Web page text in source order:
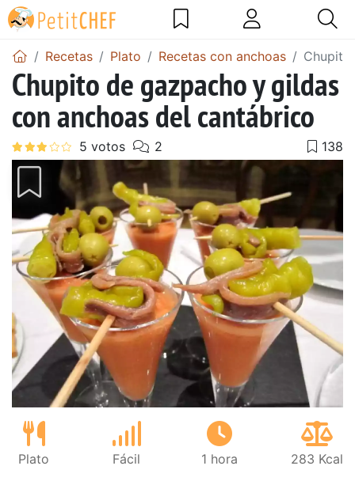
Recetas Plato Recetas con anchoas
Chupito de gazpacho y gildas
con anchoas del cantábrico
Plato Fácil 1 hora 283 Kcal